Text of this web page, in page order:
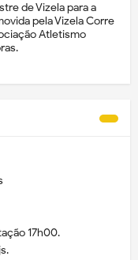
de Vizela para a
pela Vizela Corre
Atletismo
17h00.